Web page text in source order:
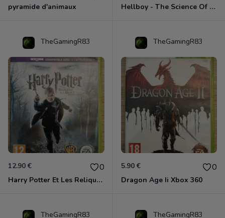
pyramide d'animaux Hellboy - The Science Of Evil Xbox 360
TheGamingR83
12.90 € 0
Harry Potter Et Les Reliques De La Mort - 1ère Partie Xbox 360
TheGamingR83
5.90 € 0
Dragon Age Ii Xbox 360
TheGamingR83 TheGamingR83